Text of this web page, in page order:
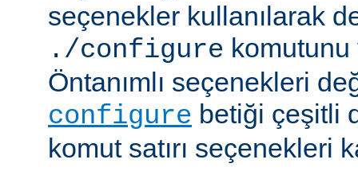
seçenekler kullanılarak
./configure
Öntanımlı seçenekleri
configure betiği çeşitli
komut satırı seçenekleri